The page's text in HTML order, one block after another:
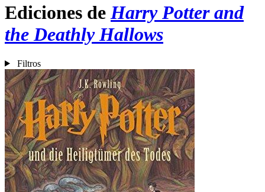
Ediciones deHarry Potter and
the Deathly Hallows
Filtros